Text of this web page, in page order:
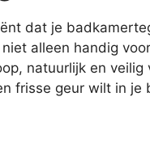
dat je
alleen handig
natuurlijk en
frisse geur wilt in